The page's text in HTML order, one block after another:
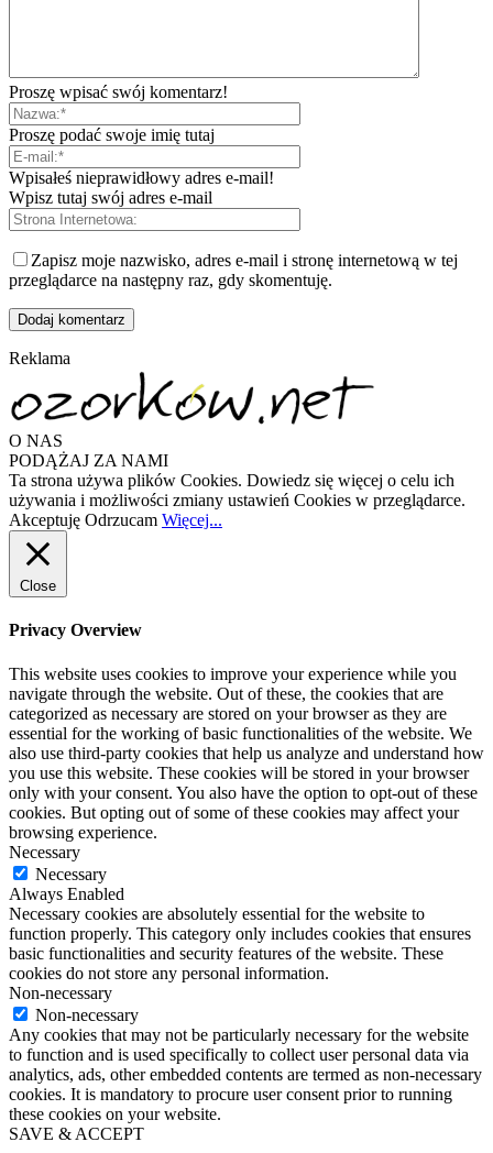
Proszę wpisać swój komentarz!
Proszę podać swoje imię tutaj
Wpisałeś nieprawidłowy adres e-mail!
Wpisz tutaj swój adres e-mail
Zapisz moje nazwisko, adres e-mail i stronę internetową w tej
przeglądarce na następny raz, gdy skomentuję.
Reklama
O NAS
PODĄŻAJ ZA NAMI
Ta strona używa plików Cookies. Dowiedz się więcej o celu ich
używania i możliwości zmiany ustawień Cookies w przeglądarce.
Akceptuję Odrzucam Więcej...
Close
Privacy Overview
This website uses cookies to improve your experience while you
navigate through the website. Out of these, the cookies that are
categorized as necessary are stored on your browser as they are
essential for the working of basic functionalities of the website. We
also use third-party cookies that help us analyze and understand how
you use this website. These cookies will be stored in your browser
only with your consent. You also have the option to opt-out of these
cookies. But opting out of some of these cookies may affect your
browsing experience.
Necessary
Necessary
Always Enabled
Necessary cookies are absolutely essential for the website to
function properly. This category only includes cookies that ensures
basic functionalities and security features of the website. These
cookies do not store any personal information.
Non-necessary
Non-necessary
Any cookies that may not be particularly necessary for the website
to function and is used specifically to collect user personal data via
analytics, ads, other embedded contents are termed as non-necessary
cookies. It is mandatory to procure user consent prior to running
these cookies on your website.
SAVE & ACCEPT